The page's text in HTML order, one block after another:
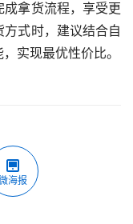
拿货流程，享受更
式时，建议结合自
实现最优性价比。
海报